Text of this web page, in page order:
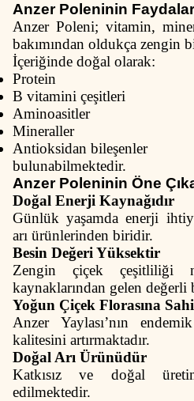
Anzer Poleninin
Anzer Poleni; vitamin,
bakımından oldukça zengin
İçeriğinde doğal olarak:
Protein
B vitamini çeşitleri
Aminoasitler
Mineraller
Antioksidan bileşenler
bulunabilmektedir.
Anzer Poleninin Öne
Doğal Enerji Kaynağıdır
Günlük yaşamda enerji
arı ürünlerinden biridir.
Besin Değeri Yüksektir
Zengin çiçek çeşitliliği
kaynaklarından gelen değerli
Yoğun Çiçek Florasına
Anzer Yaylası’nın
kalitesini artırmaktadır.
Doğal Arı Ürünüdür
Katkısız ve doğal
edilmektedir.